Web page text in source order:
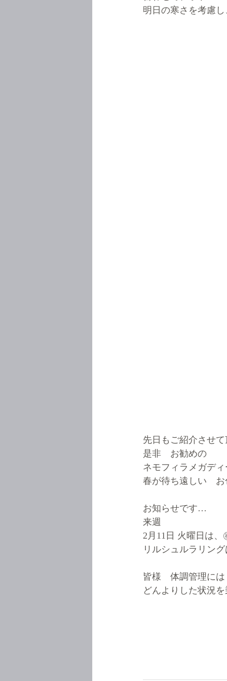
明日の寒さを考慮
先日もご紹介させ
是非　お勧めの
ネモフィラメガデ
春が待ち遠しい　
お知らせです…
来週
2月11日 火曜日は、
リルシュルラリン
皆様　体調管理に
どんよりした状況